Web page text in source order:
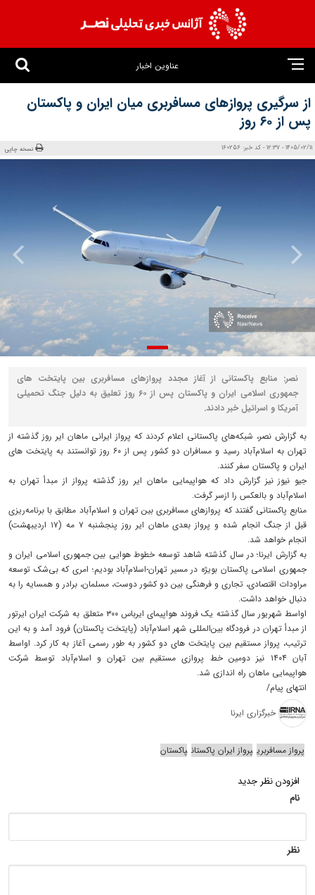
عناوین اخبار
از سرگیری پروازهای مسافربری میان ایران و پاکستان
پس از ۶۰ روز
1405/02/11 - 12:37 - کد خبر: 160256 نسخه چاپی
نصر: منابع پاکستانی از آغاز مجدد پروازهای مسافربری بین پایتخت های
جمهوری اسلامی ایران و پاکستان پس از ۶۰ روز تعلیق به دلیل جنگ تحمیلی
آمریکا و اسرائیل خبر دادند.
به گزارش نصر، شبکه‌های پاکستانی اعلام کردند که پرواز ایرانی ماهان ایر روز گذشته از
تهران به اسلام‌آباد رسید و مسافران دو کشور پس از ۶۰ روز توانستند به پایتخت های
ایران و پاکستان سفر کنند.
جیو نیوز نیز گزارش داد که هواپیمایی ماهان ایر روز گذشته پرواز از مبدأ تهران به
اسلام‌آباد و بالعکس را ازسر گرفت.
منابع پاکستانی گفتند که پروازهای مسافربری بین تهران و اسلام‌آباد مطابق با برنامه‌ریزی
قبل از جنگ انجام شده و پرواز بعدی ماهان ایر روز پنجشنبه ۷ مه (۱۷ اردیبهشت)
انجام خواهد شد.
به گزارش ایرنا؛ در سال گذشته شاهد توسعه خطوط هوایی بین جمهوری اسلامی ایران و
جمهوری اسلامی پاکستان بویژه در مسیر تهران-اسلام‌آباد بودیم؛ امری که بی‌شک توسعه
مراودات اقتصادی، تجاری و فرهنگی بین دو کشور دوست، مسلمان، برادر و همسایه را به
دنبال خواهد داشت.
اواسط شهریور سال گذشته یک فروند هواپیمای ایرباس ۳۰۰ متعلق به شرکت ایران ایرتور
از مبدأ تهران در فرودگاه بین‌المللی شهر اسلام‌آباد (پایتخت پاکستان) فرود آمد و به این
ترتیب، پرواز مستقیم بین پایتخت های دو کشور به طور رسمی آغاز به کار کرد. اواسط
آبان ۱۴۰۴ نیز دومین خط پروازی مستقیم بین تهران و اسلام‌آباد توسط شرکت
هواپیمایی ماهان راه اندازی شد.
انتهای پیام/
خبرگزاری ایرنا
پرواز مسافربری پرواز ایران پاکستان پاکستان
افزودن نظر جدید
نام
نظر